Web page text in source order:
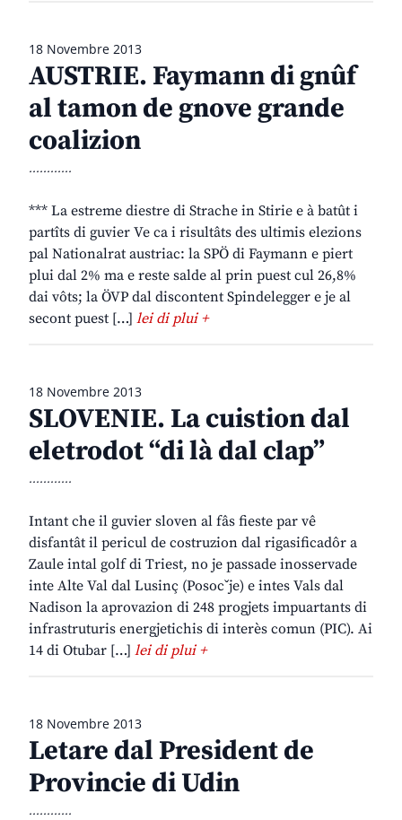
18 Novembre 2013
AUSTRIE. Faymann di gnûf
al tamon de gnove grande
coalizion
............
*** La estreme diestre di Strache in Stirie e à batût i
partîts di guvier Ve ca i risultâts des ultimis elezions
pal Nationalrat austriac: la SPÖ di Faymann e piert
plui dal 2% ma e reste salde al prin puest cul 26,8%
dai vôts; la ÖVP dal discontent Spindelegger e je al
secont puest […] lei di plui +
18 Novembre 2013
SLOVENIE. La cuistion dal
eletrodot “di là dal clap”
............
Intant che il guvier sloven al fâs fieste par vê
disfantât il pericul de costruzion dal rigasificadôr a
Zaule intal golf di Triest, no je passade inosservade
inte Alte Val dal Lusinç (Posocˇje) e intes Vals dal
Nadison la aprovazion di 248 progjets impuartants di
infrastruturis energjetichis di interès comun (PIC). Ai
14 di Otubar […] lei di plui +
18 Novembre 2013
Letare dal President de
Provincie di Udin
............